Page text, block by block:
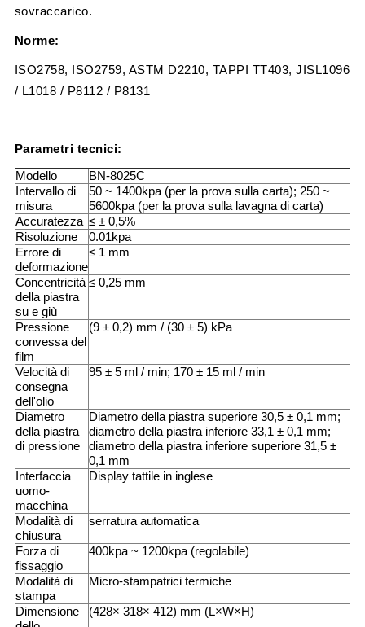
sovraccarico.
Norme:
ISO2758, ISO2759, ASTM D2210, TAPPI TT403, JISL1096
/ L1018 / P8112 / P8131
Parametri tecnici:
Modello
BN-8025C
Intervallo di
misura
50 ~ 1400kpa (per la prova sulla carta); 250 ~
5600kpa (per la prova sulla lavagna di carta)
Accuratezza ≤ ± 0,5%
Risoluzione
0.01kpa
Errore di
deformazione
≤ 1 mm
Concentricità
della piastra
su e giù
≤ 0,25 mm
Pressione
convessa del
film
(9 ± 0,2) mm / (30 ± 5) kPa
Velocità di
consegna
dell'olio
95 ± 5 ml / min; 170 ± 15 ml / min
Diametro
della piastra
di pressione
Diametro della piastra superiore 30,5 ± 0,1 mm;
diametro della piastra inferiore 33,1 ± 0,1 mm;
diametro della piastra inferiore superiore 31,5 ±
0,1 mm
Interfaccia
uomo-
macchina
Display tattile in inglese
Modalità di
chiusura
serratura automatica
Forza di
fissaggio
400kpa ~ 1200kpa (regolabile)
Modalità di
stampa
Micro-stampatrici termiche
Dimensione
(428× 318× 412) mm (L×W×H)